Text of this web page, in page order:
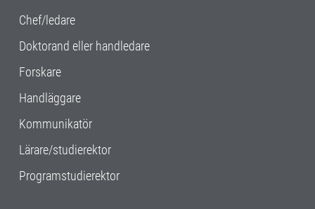
Chef/ledare
Doktorand eller handledare
Forskare
Handläggare
Kommunikatör
Lärare/studierektor
Programstudierektor